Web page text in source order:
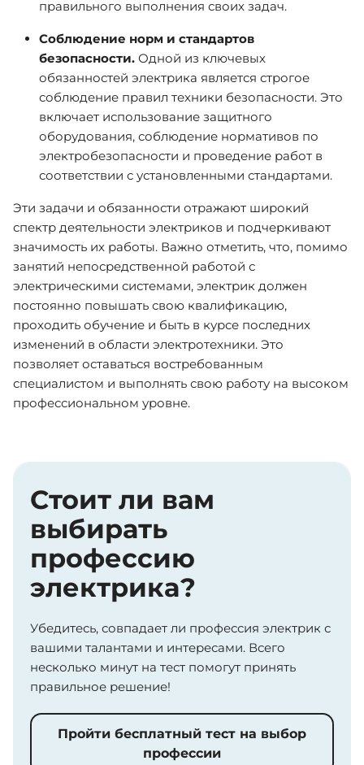
правильного выполнения своих задач.
Соблюдение норм и стандартов
безопасности. Одной из ключевых
обязанностей электрика является строгое
соблюдение правил техники безопасности. Это
включает использование защитного
оборудования, соблюдение нормативов по
электробезопасности и проведение работ в
соответствии с установленными стандартами.
Эти задачи и обязанности отражают широкий
спектр деятельности электриков и подчеркивают
значимость их работы. Важно отметить, что, помимо
занятий непосредственной работой с
электрическими системами, электрик должен
постоянно повышать свою квалификацию,
проходить обучение и быть в курсе последних
изменений в области электротехники. Это
позволяет оставаться востребованным
специалистом и выполнять свою работу на высоком
профессиональном уровне.
Стоит ли вам
выбирать
профессию
электрика?
Убедитесь, совпадает ли профессия электрик с
вашими талантами и интересами. Всего
несколько минут на тест помогут принять
правильное решение!
Пройти бесплатный тест на выбор
профессии